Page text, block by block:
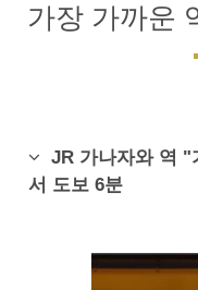
가나자와 역 방면
가장 가까운
JR 가나자와 역 "
서 도보 6분